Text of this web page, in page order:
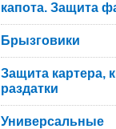
капота. Защита
Брызговики
Защита картера,
раздатки
Универсальные